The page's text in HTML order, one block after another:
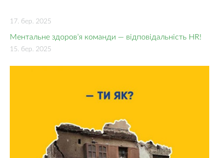
17. бер. 2025
Ментальне здоров’я команди — відповідальність HR!
15. бер. 2025